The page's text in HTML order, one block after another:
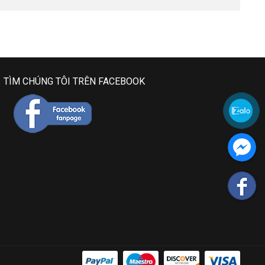
TÌM CHÚNG TÔI TRÊN FACEBOOK